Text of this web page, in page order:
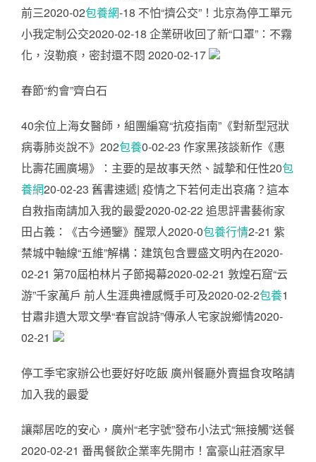
前三2020-02包養網-18 不怕“擠公交”！北京為停工單元
小我定制公交2020-02-18 企業研收回了新“口罩”：不霧
化，沒勒痕，密封還不悶 2020-02-17
春節“約會”齊白石
40余位上海女醫師，組團編寫“抗疫指南”《對新型冠狀
病毒肺炎說不》202包養0-02-23 作家黑孩談新作《惠
比壽花圃廣場》：主要的是故事天然、誠摯和任性20包
養網20-02-23 舊書速遞| 疫情之下若何走出哀痛？這本
自救指南請加入我的最愛2020-02-22 追思評書藝術家
田占義：《古今通鑒》醒眾人2020-0包養行情2-21 紫
禁城中軸線“五維”解構：建筑包含豐盛文明內在2020-
02-21 第70屆柏林片子節揭幕2020-02-21 敦煌石窟“云
游”千家萬戶 前人生涯典禮感慨手可及2020-02-2包養1
甘肅非遺大眾文學“春官說詩”傳承人宅家說鄉情2020-
02-21
停工季宅家辦公也要好好吃飯 廣州餐廳外賣揾食攻略請
加入我的最愛
讓鄰居吃的安心，廣州“老字號”發布小法式“無接觸”送餐
2020-02-21 番禺餐飲企業率先開市！富豪山莊酒家早